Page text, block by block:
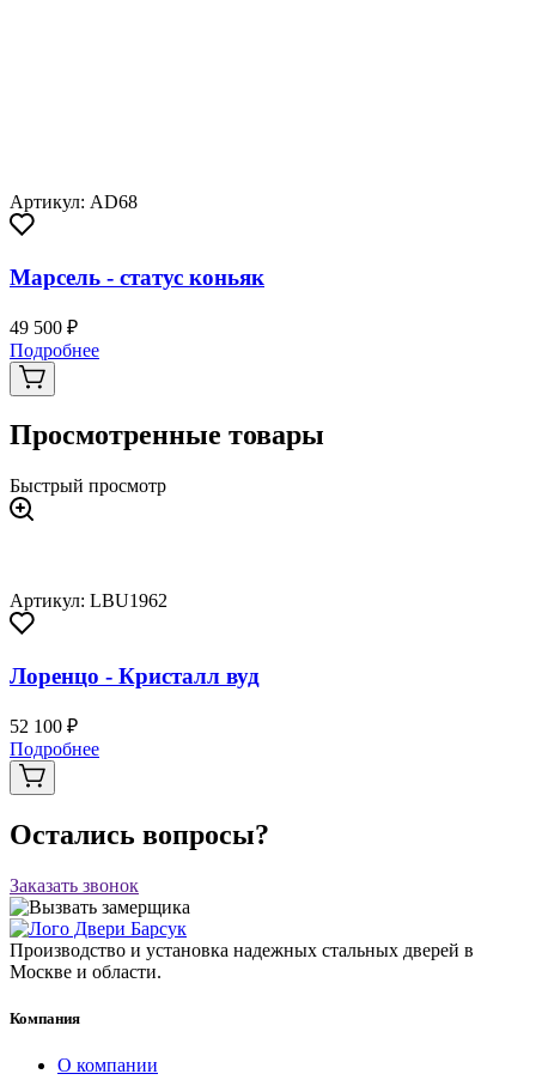
Артикул: AD68
Марсель - статус коньяк
49 500 ₽
Подробнее
Просмотренные товары
Быстрый просмотр
Артикул: LBU1962
Лоренцо - Кристалл вуд
52 100 ₽
Подробнее
Остались вопросы?
Заказать звонок
Производство и установка надежных стальных дверей в
Москве и области.
Компания
О компании